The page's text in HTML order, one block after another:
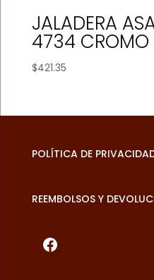
JALADERA
4734 CROMO
$421.35
POLÍTICA DE
REEMBOLSOS Y
Facebook